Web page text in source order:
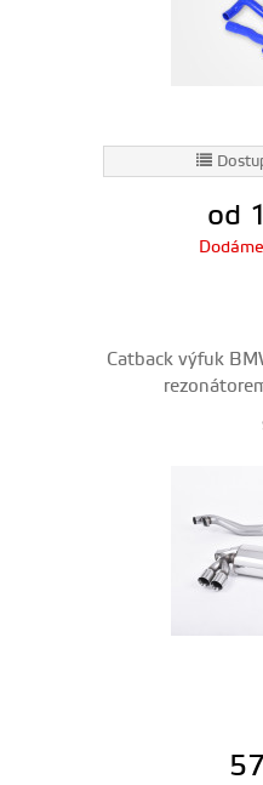
od
Catback výfuk